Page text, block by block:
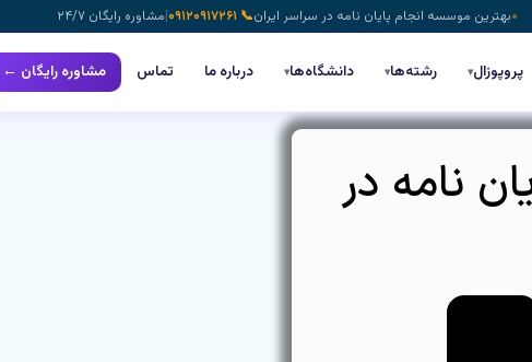
بهترین موسسه انجام پایان نامه در سراسر ایران📞 ۰۹۱۲۰۹۱۷۲۶۱ |مشاوره رایگان ۲۴/۷
پروپوزال▾ رشته‌ها▾ دانشگاه‌ها▾ درباره ما تماس مشاوره رایگان ←
نامه در